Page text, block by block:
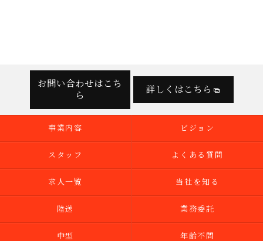
お問い合わせはこち
ら
詳しくはこちら
事業内容 ビジョン
スタッフ よくある質問
求人一覧 当社を知る
陸送 業務委託
中型 年齢不問